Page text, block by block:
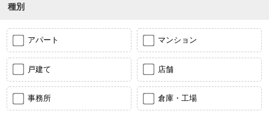
種別
アパート マンション
戸建て 店舗
事務所 倉庫・工場